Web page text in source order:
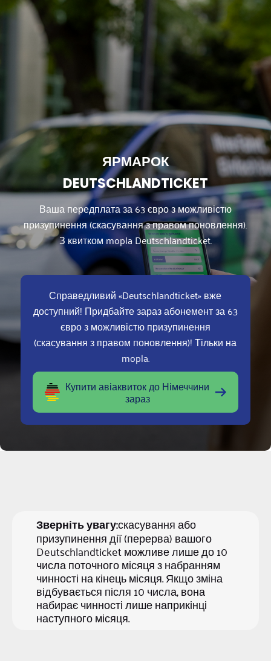
ЯРМАРОК
DEUTSCHLANDTICKET
Ваша передплата за 63 євро з можливістю
призупинення (скасування з правом поновлення).
З квитком mopla Deutschlandticket.
Справедливий «Deutschlandticket» вже
доступний! Придбайте зараз абонемент за 63
євро з можливістю призупинення
(скасування з правом поновлення)! Тільки на
mopla.
Купити авіаквиток до Німеччини
зараз
Зверніть увагу:скасування або
призупинення дії (перерва) вашого
Deutschlandticket можливе лише до 10
числа поточного місяця з набранням
чинності на кінець місяця. Якщо зміна
відбувається після 10 числа, вона
набирає чинності лише наприкінці
наступного місяця.